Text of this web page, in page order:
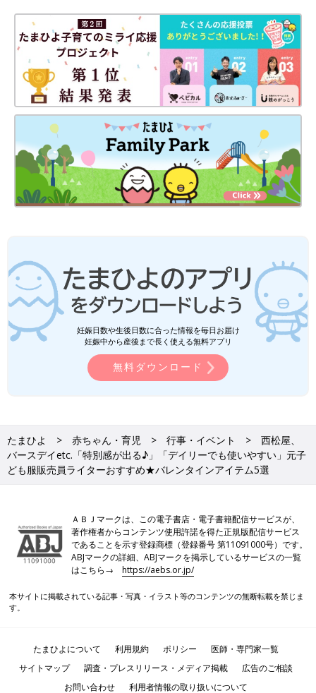
妊娠日数や生後日数に合った情報を毎日お届け
妊娠中から産後まで長く使える無料アプリ
無料ダウンロード
たまひよ 赤ちゃん・育児 行事・イベント
西松屋、
バースデイetc.「特別感が出る♪」「デイリーでも使いやすい」元子
ども服販売員ライターおすすめ★バレンタインアイテム5選
ＡＢＪマークは、この電子書店・電子書籍配信サービスが、
著作権者からコンテンツ使用許諾を得た正規版配信サービス
であることを示す登録商標（登録番号 第11091000号）です。
ABJマークの詳細、ABJマークを掲示しているサービスの一覧
はこちら→https://aebs.or.jp/
本サイトに掲載されている記事・写真・イラスト等のコンテンツの無断転載を禁じま
す。
たまひよについて 利用規約 ポリシー
医師・専門家一覧
サイトマップ
調査・プレスリリース・メディア掲載
広告のご相談
お問い合わせ
利用者情報の取り扱いについて